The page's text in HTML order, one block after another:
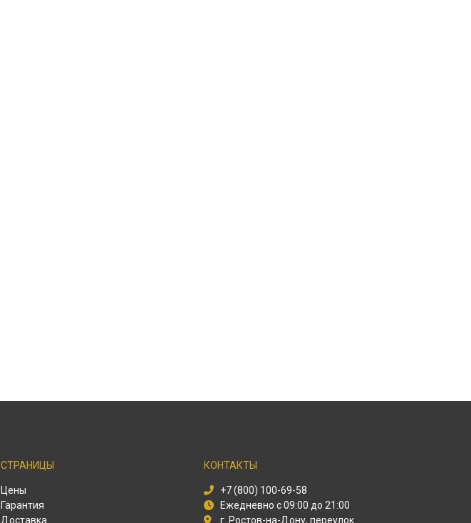
СТРАНИЦЫ
Цены
Гарантия
Доставка
КОНТАКТЫ
+7 (800) 100-69-58
Ежедневно с 09:00 до 21:00
г. Ростов-на-Дону, переулок